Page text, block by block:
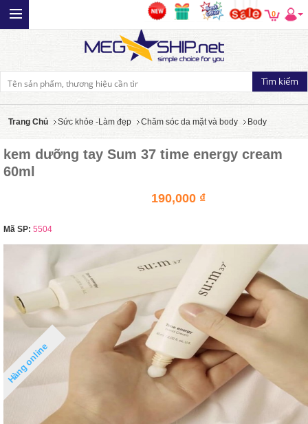
0
Trang Chủ Sức khỏe -Làm đẹp Chăm sóc da mặt và body Body
kem dưỡng tay Sum 37 time energy cream
60ml
190,000 ₫
Mã SP: 5504
Hàng online